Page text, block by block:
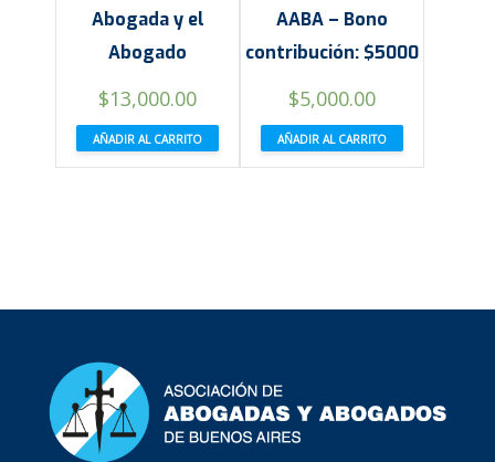
Abogada y el
Abogado
$13,000.00
AÑADIR AL CARRITO
AABA – Bono
contribución: $5000
$5,000.00
AÑADIR AL CARRITO